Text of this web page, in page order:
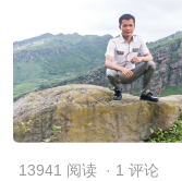
13941 阅读 · 1 评论